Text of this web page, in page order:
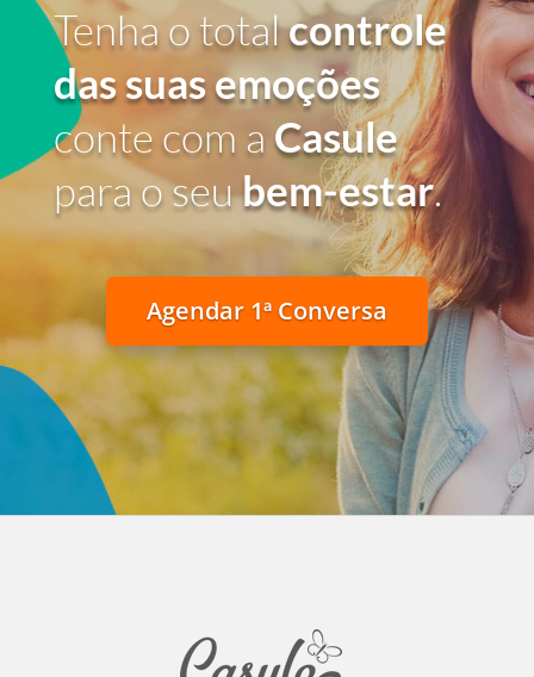
Tenha o totalcontrole
das suas emoções
conte com a Casule
para o seubem-estar.
Agendar 1ª Conversa